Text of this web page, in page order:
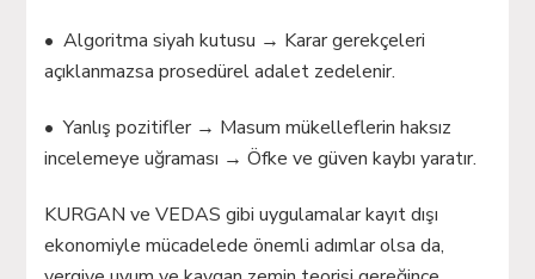
• Algoritma siyah kutusu → Karar gerekçeleri
açıklanmazsa prosedürel adalet zedelenir.
• Yanlış pozitifler → Masum mükelleflerin haksız
incelemeye uğraması → Öfke ve güven kaybı yaratır.
KURGAN ve VEDAS gibi uygulamalar kayıt dışı
ekonomiyle mücadelede önemli adımlar olsa da,